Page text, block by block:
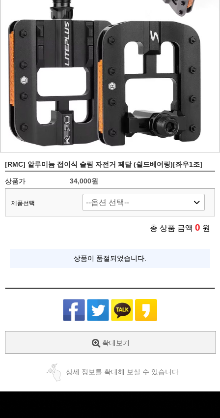
[RMC] 알루미늄 접이식 슬림 자전거 페달 (쉴드베어링)[좌우1조]
상품가 34,000원
제품선택
총 상품 금액 0 원
상품이 품절되었습니다.
확대보기
상세 정보를 확대해 보실 수 있습니다